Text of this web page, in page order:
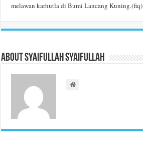
melawan karhutla di Bumi Lancang Kuning.(fiq)
About Syaifullah Syaifullah